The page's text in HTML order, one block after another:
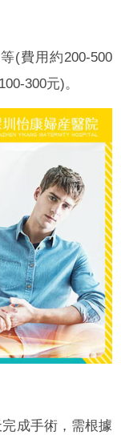
(費用約200-500
300元)。
成手術，需根據